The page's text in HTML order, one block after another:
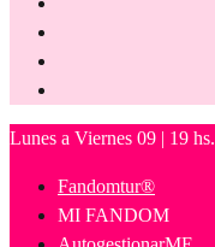
Lunes a Viernes 09 | 19 hs.
Fandomtur®
MI FANDOM